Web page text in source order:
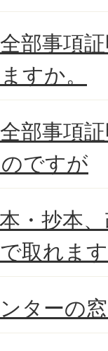
部事項
すか。
部事項
ですが
・抄本
取れます
ターの